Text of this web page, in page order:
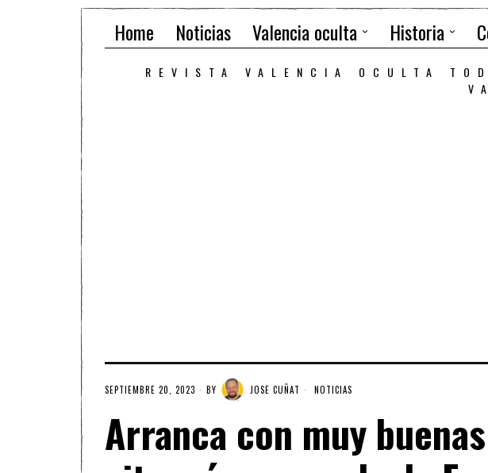
Home Noticias Valencia oculta Historia
REVISTA VALENCIA OCULTA
SEPTIEMBRE 20, 2023 BY JOSE CUÑAT NOTICIAS
Arranca con muy